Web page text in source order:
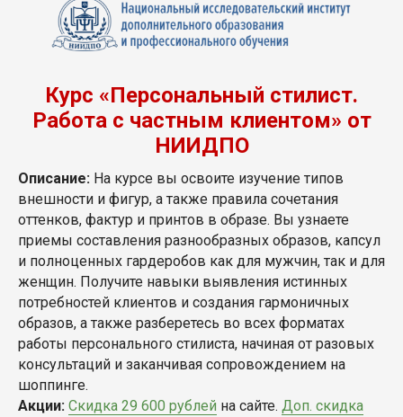
Курс «Персональный стилист.
Работа с частным клиентом» от
НИИДПО
Описание: На курсе вы освоите изучение типов
внешности и фигур, а также правила сочетания
оттенков, фактур и принтов в образе. Вы узнаете
приемы составления разнообразных образов, капсул
и полноценных гардеробов как для мужчин, так и для
женщин. Получите навыки выявления истинных
потребностей клиентов и создания гармоничных
образов, а также разберетесь во всех форматах
работы персонального стилиста, начиная от разовых
консультаций и заканчивая сопровождением на
шоппинге.
Акции: Скидка 29 600 рублей на сайте. Доп. скидка